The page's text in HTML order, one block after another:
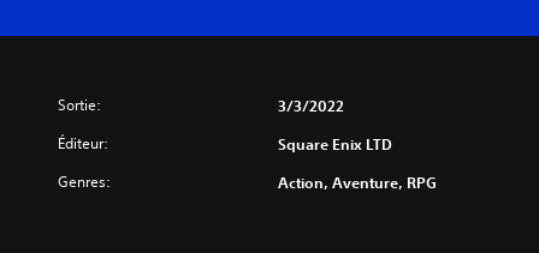
Sortie: 3/3/2022
Éditeur: Square Enix LTD
Genres: Action, Aventure, RPG